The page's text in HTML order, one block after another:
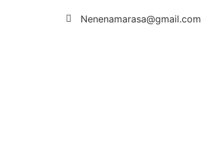
Nenenamarasa@gmail.com